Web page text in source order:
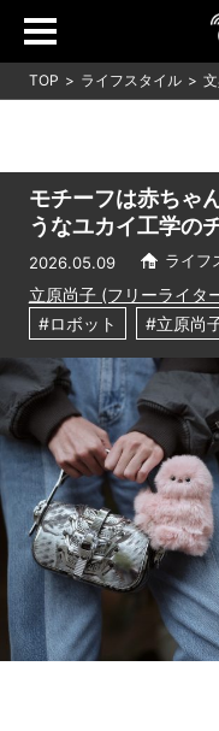
TOP ライフスタイル
モチーフは赤ちゃ
うなユカイ工学の
2026.05.09 ライフ
立原尚子 (フリーライタ
#ロボット
#立原尚